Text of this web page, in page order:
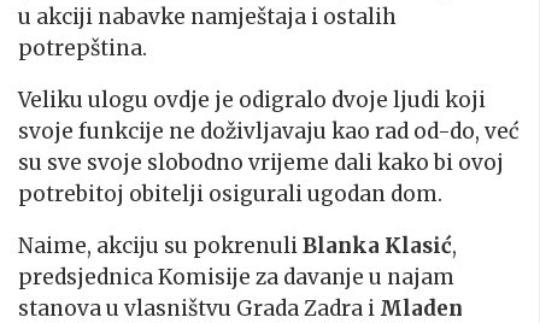
u akciji nabavke namještaja i ostalih
potrepština.
Veliku ulogu ovdje je odigralo dvoje ljudi koji
svoje funkcije ne doživljavaju kao rad od-do, već
su sve svoje slobodno vrijeme dali kako bi ovoj
potrebitoj obitelji osigurali ugodan dom.
Naime, akciju su pokrenuliBlanka Klasić,
predsjednica Komisije za davanje u najam
stanova u vlasništvu Grada Zadra i Mladen